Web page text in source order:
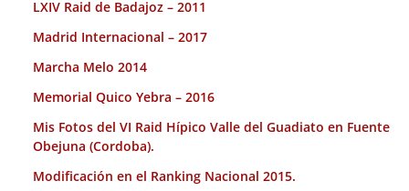
LXIV Raid de Badajoz – 2011
Madrid Internacional – 2017
Marcha Melo 2014
Memorial Quico Yebra – 2016
Mis Fotos del VI Raid Hípico Valle del Guadiato en Fuente
Obejuna (Cordoba).
Modificación en el Ranking Nacional 2015.